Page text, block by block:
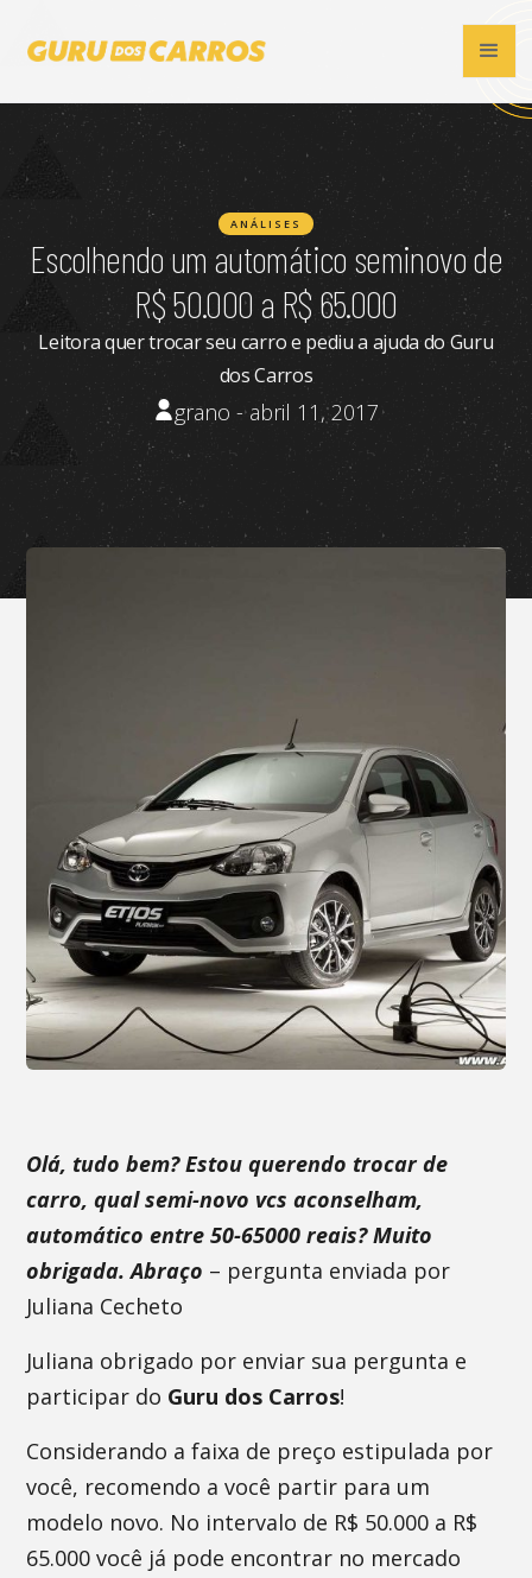
ANÁLISES
Escolhendo um automático seminovo de
R$ 50.000 a R$ 65.000
Leitora quer trocar seu carro e pediu a ajuda do Guru
dos Carros
grano - abril 11, 2017
Olá, tudo bem? Estou querendo trocar de
carro, qual semi-novo vcs aconselham,
automático entre 50-65000 reais? Muito
obrigada. Abraço – pergunta enviada por
Juliana Cecheto
Juliana obrigado por enviar sua pergunta e
participar do Guru dos Carros!
Considerando a faixa de preço estipulada por
você, recomendo a você partir para um
modelo novo. No intervalo de R$ 50.000 a R$
65.000 você já pode encontrar no mercado